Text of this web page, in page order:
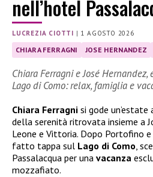
nell’hotel
LUCREZIA CIOTTI | 1 AGOSTO 2026
CHIARA FERRAGNI JOSE HERNANDEZ
Chiara Ferragni e José
Lago di Como: relax, famiglia e
Chiara Ferragni si gode un’estate
della serenità ritrovata insieme a
Leone e Vittoria. Dopo Portofino e
fatto tappa sul Lago di Como,
Passalacqua per una vacanza
mozzafiato.